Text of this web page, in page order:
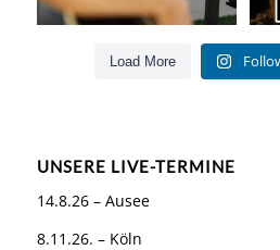
Load More
UNSERE LIVE-TERMINE
14.8.26 – Ausee
8.11.26. – Köln